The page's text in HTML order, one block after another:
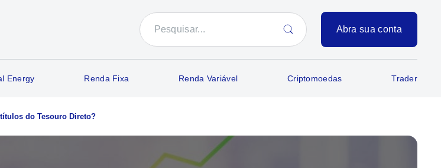
Abra sua conta
Energy Renda Fixa Renda Variável Criptomoedas Trader
do Tesouro Direto?